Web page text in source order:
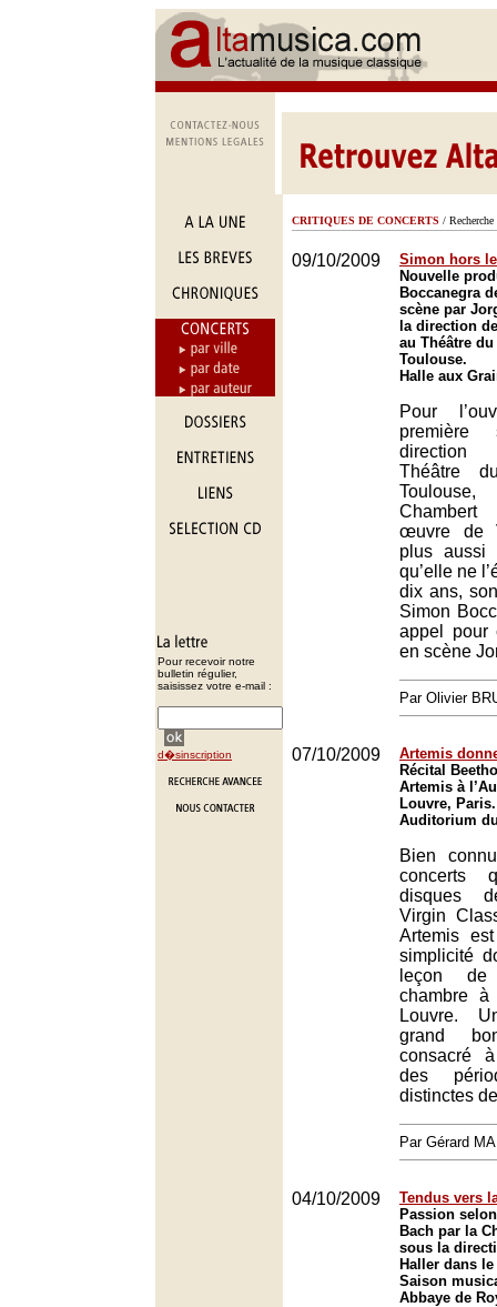
Pour recevoir notre
bulletin régulier,
saisissez votre e-mail :
d�sinscription
CRITIQUES DE CONCERTS / Recherche
09/10/2009
Simon hors
Nouvelle
Boccanegra
scène par
la direction
au Théâtre
Toulouse.
Halle aux
Pour
direction
Théâtre
œuvre de
plus aussi
qu’elle ne
dix ans,
Simon
appel pour
en scène
Par Olivier
07/10/2009
Artemis
Récital
Artemis à
Louvre, Paris.
Auditorium
Bien
concerts
disques
Virgin
Artemis
simplicité
leçon
chambre à
Louvre.
grand
consacré
des
distinctes
Par Gérard
04/10/2009
Tendus vers
Passion
Bach par la
sous la
Haller dans
Saison
Abbaye de